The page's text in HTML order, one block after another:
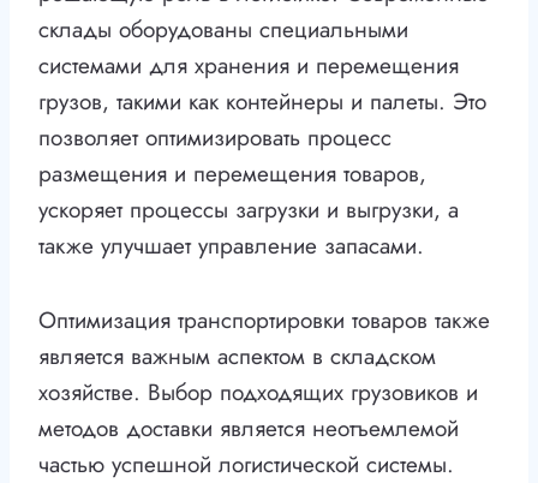
склады оборудованы специальными
системами для хранения и перемещения
грузов, такими как контейнеры и палеты. Это
позволяет оптимизировать процесс
размещения и перемещения товаров,
ускоряет процессы загрузки и выгрузки, а
также улучшает управление запасами.
Оптимизация транспортировки товаров также
является важным аспектом в складском
хозяйстве. Выбор подходящих грузовиков и
методов доставки является неотъемлемой
частью успешной логистической системы.